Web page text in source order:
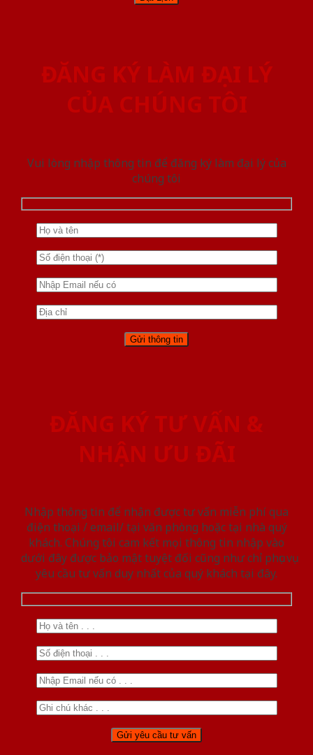
ĐĂNG KÝ LÀM ĐẠI LÝ
CỦA CHÚNG TÔI
Vui lòng nhập thông tin để đăng ký làm đại lý của
chúng tôi
ĐĂNG KÝ TƯ VẤN &
NHẬN ƯU ĐÃI
Nhập thông tin để nhận được tư vấn miễn phí qua
điện thoại / email/ tại văn phòng hoặc tại nhà quý
khách. Chúng tôi cam kết mọi thông tin nhập vào
dưới đây được bảo mật tuyệt đối cũng như chỉ phục vụ
yêu cầu tư vấn duy nhất của quý khách tại đây.